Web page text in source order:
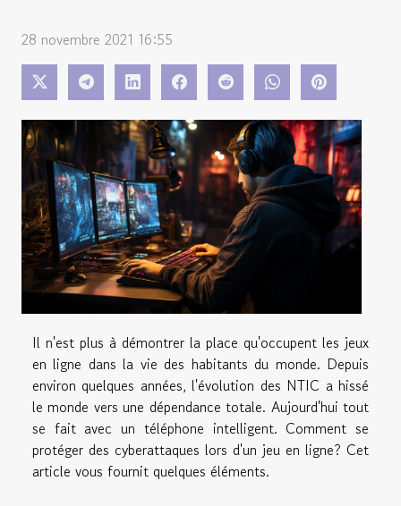
28 novembre 2021 16:55
Il n'est plus à démontrer la place qu'occupent les jeux
en ligne dans la vie des habitants du monde. Depuis
environ quelques années, l'évolution des NTIC a hissé
le monde vers une dépendance totale. Aujourd'hui tout
se fait avec un téléphone intelligent. Comment se
protéger des cyberattaques lors d'un jeu en ligne? Cet
article vous fournit quelques éléments.